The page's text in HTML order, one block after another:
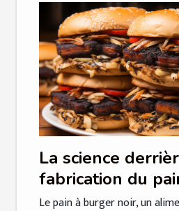
La science
fabrication du
noir: Une
Le pain à burger noir, un